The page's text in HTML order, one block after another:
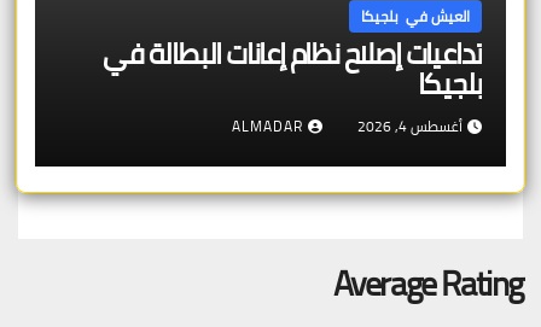
العيش في بلجيكا
تداعيات إصلاح نظام إعانات البطالة في
بلجيكا
أغسطس 4, 2026 ALMADAR
Average Rating